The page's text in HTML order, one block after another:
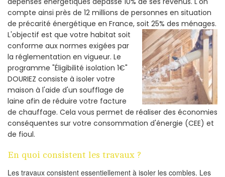
compte ainsi près de 12 millions de personnes en situation
de précarité énergétique en France, soit 25% des ménages.
L'objectif est que votre habitat soit
conforme aux normes exigées par
la réglementation en vigueur. Le
programme "Éligibilité isolation 1€"
DOURIEZ consiste à isoler votre
maison à l'aide d'un soufflage de
laine afin de réduire votre facture
de chauffage. Cela vous permet de réaliser des économies
conséquentes sur votre consommation d'énergie (CEE) et
de fioul.
En quoi consistent les travaux ?
Les travaux consistent essentiellement à isoler les combles. Les